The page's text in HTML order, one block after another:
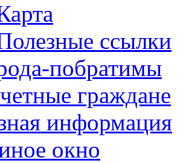
ссылки
побратимы
граждане
информация
окно